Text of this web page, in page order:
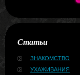
Статьи
ЗНАКОМСТВО
УХАЖИВАНИЯ